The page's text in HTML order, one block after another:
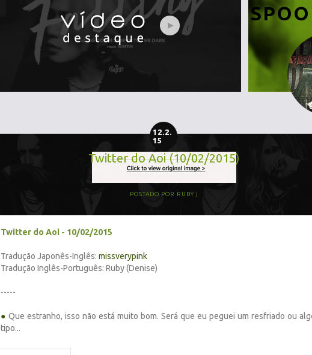
12.2.
15
Twitter do Aoi (10/02/2015)
POSTADO POR RUBY
Twitter do Aoi - 10/02/2015
Tradução Japonês-Inglês: missverypink
Tradução Inglês-Português: Ruby (Denise)
-----
● Que estranho, isso não está muito bom. Será que eu peguei um resfriado ou
tipo...